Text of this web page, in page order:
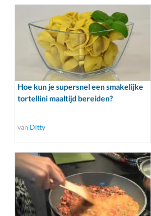
Hoe kun je supersnel een smakelijke
tortellini maaltijd bereiden?
van Ditty